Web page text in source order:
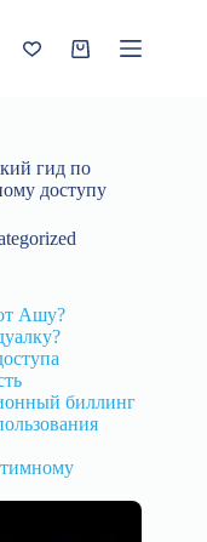
Shopping
гид по
доступу
Ашу?
биллинг